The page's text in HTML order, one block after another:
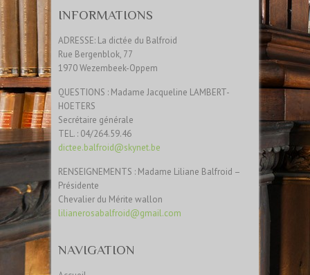
INFORMATIONS
ADRESSE: La dictée du Balfroid
Rue Bergenblok, 77
1970 Wezembeek-Oppem
QUESTIONS : Madame Jacqueline LAMBERT-
HOETERS
Secrétaire générale
TEL. : 04/264.59.46
dictee.balfroid@skynet.be
RENSEIGNEMENTS : Madame Liliane Balfroid –
Présidente
Chevalier du Mérite wallon
lilianerosabalfroid@gmail.com
NAVIGATION